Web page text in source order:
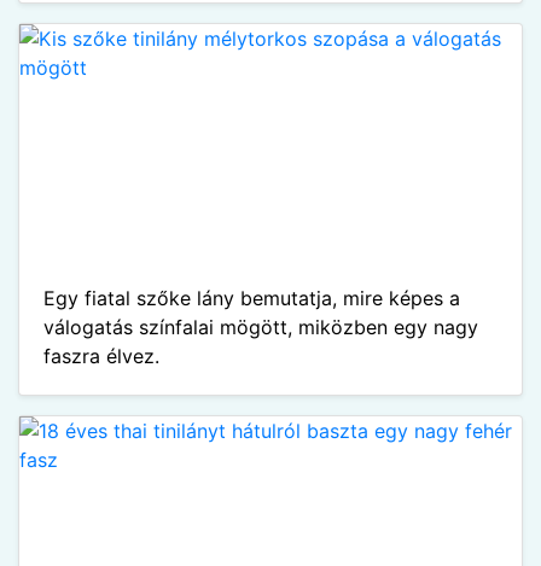
Egy fiatal szőke lány bemutatja, mire képes a
válogatás színfalai mögött, miközben egy nagy
faszra élvez.